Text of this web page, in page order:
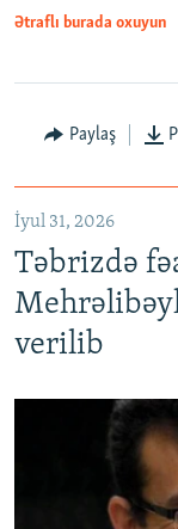
Ətraflı burada oxuyun
Paylaş
İyul 31, 2026
Təbrizdə
verilib